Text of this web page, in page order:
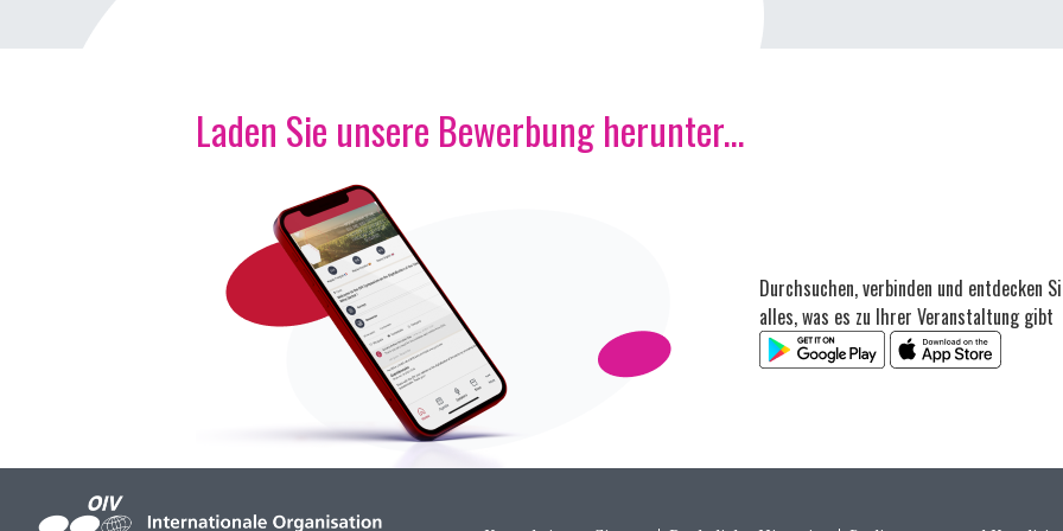
Laden Sie unsere Bewerbung herunter...
Durchsuchen, verbinden und entdecken
alles, was es zu Ihrer Veranstaltung gibt